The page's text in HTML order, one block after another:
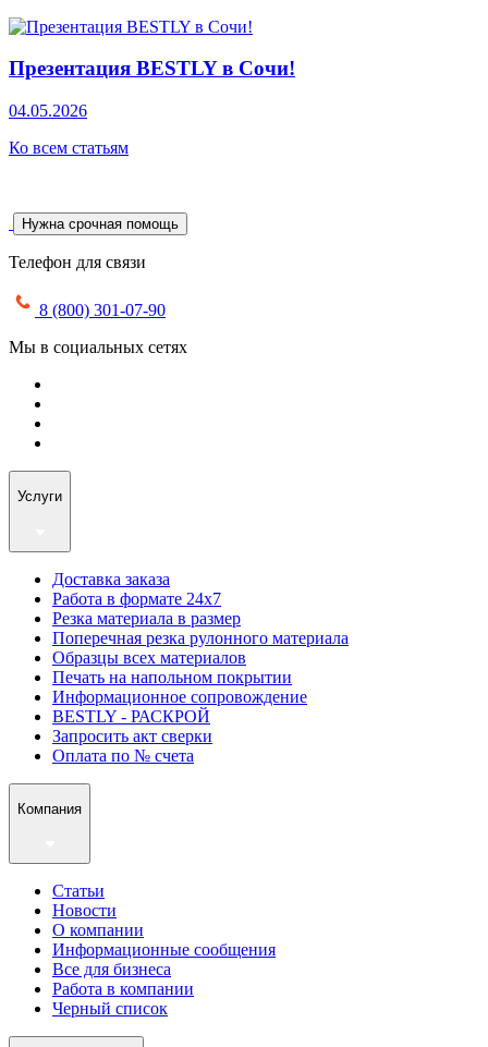
Презентация BESTLY в Сочи!
04.05.2026
Ко всем статьям
Нужна срочная помощь
Телефон для связи
8 (800) 301-07-90
Мы в социальных сетях
Услуги
Доставка заказа
Работа в формате 24х7
Резка материала в размер
Поперечная резка рулонного материала
Образцы всех материалов
Печать на напольном покрытии
Информационное сопровождение
BESTLY - РАСКРОЙ
Запросить акт сверки
Оплата по № счета
Компания
Статьи
Новости
О компании
Информационные сообщения
Все для бизнеса
Работа в компании
Черный список